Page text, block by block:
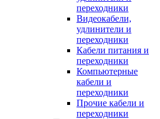
переходники
Видеокабели,
удлинители и
переходники
Кабели питания и
переходники
Компьютерные
кабели и
переходники
Прочие кабели и
переходники